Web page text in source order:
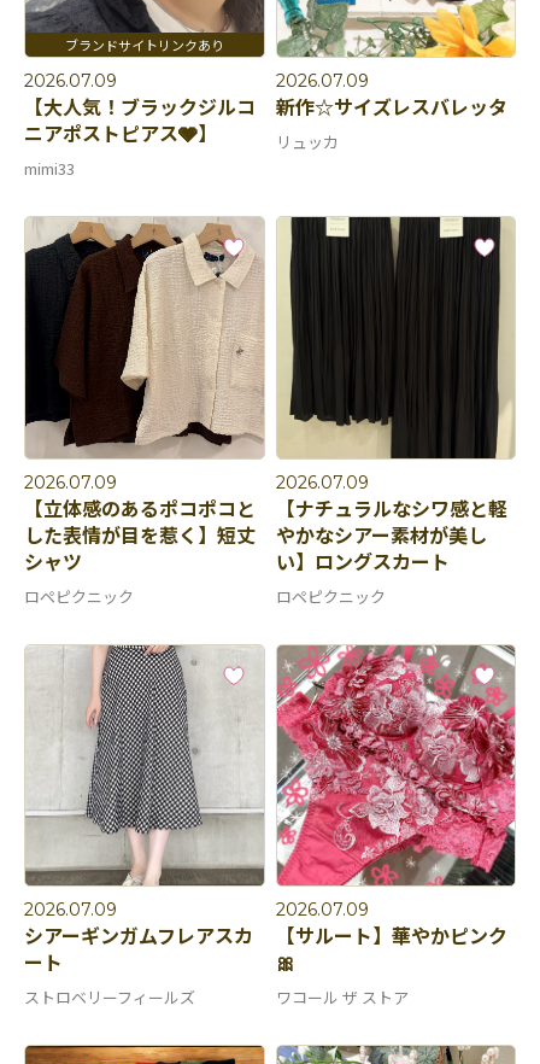
2026.07.09
【大人気！ブラックジルコ
ニアポストピアス🩶】
mimi33
2026.07.09
新作☆サイズレスバレッタ
リュッカ
2026.07.09
【立体感のあるポコポコと
した表情が目を惹く】短丈
シャツ
ロペピクニック
2026.07.09
【ナチュラルなシワ感と軽
やかなシアー素材が美し
い】ロングスカート
ロペピクニック
2026.07.09
シアーギンガムフレアスカ
ート
ストロベリーフィールズ
2026.07.09
【サルート】華やかピンク
🎀
ワコール ザ ストア